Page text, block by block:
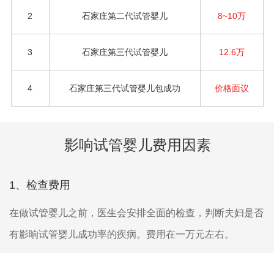
2 石家庄第二代试管婴儿 8~10万
3 石家庄第三代试管婴儿 12.6万
4 石家庄第三代试管婴儿包成功 价格面议
影响试管婴儿费用因素
1、检查费用
在做试管婴儿之前，医生会安排全面的检查，判断夫妇是否
有影响试管婴儿成功率的疾病。费用在一万元左右。